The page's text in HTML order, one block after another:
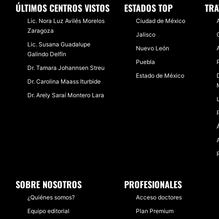
No
ÚLTIMOS CENTROS VISTOS
Lic. Nora Luz Avilés Morelos
Zaragoza
Lic. Susana Guadalupe
Galindo Delfín
Dr. Tamara Johannsen Streu
Dr. Carolina Maass Iturbide
Dr. Arely Saraí Montero Lara
ESTADOS TOP
Ciudad de México
Jalisco
Nuevo León
Puebla
Estado de México
SOBRE NOSOTROS
¿Quiénes somos?
Equipo editorial
PROFESIONALES
Acceso doctores
Plan Premium